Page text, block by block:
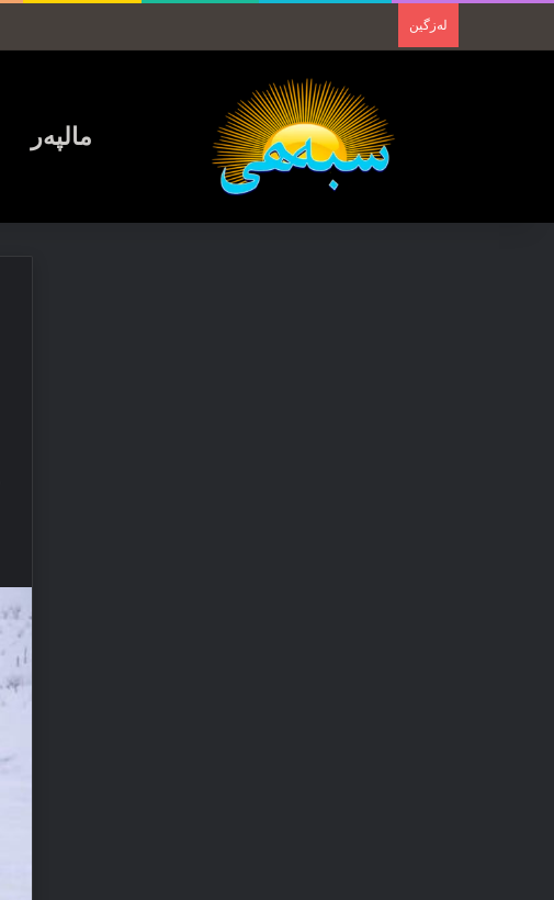
لەزگین
مالپەر